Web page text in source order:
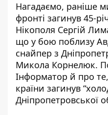
Нагадаємо, раніше
фронті загинув 45-
Нікополя Сергій
що у бою поблизу
снайпер з
Микола Корнелюк.
Інформатор й про
країни загинув
Дніпропетровської